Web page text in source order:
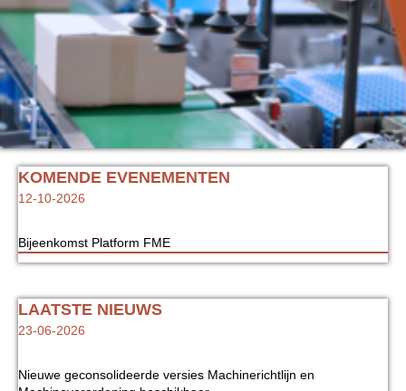
KOMENDE EVENEMENTEN
12-10-2026
Bijeenkomst Platform FME
LAATSTE NIEUWS
23-06-2026
Nieuwe geconsolideerde versies Machinerichtlijn en